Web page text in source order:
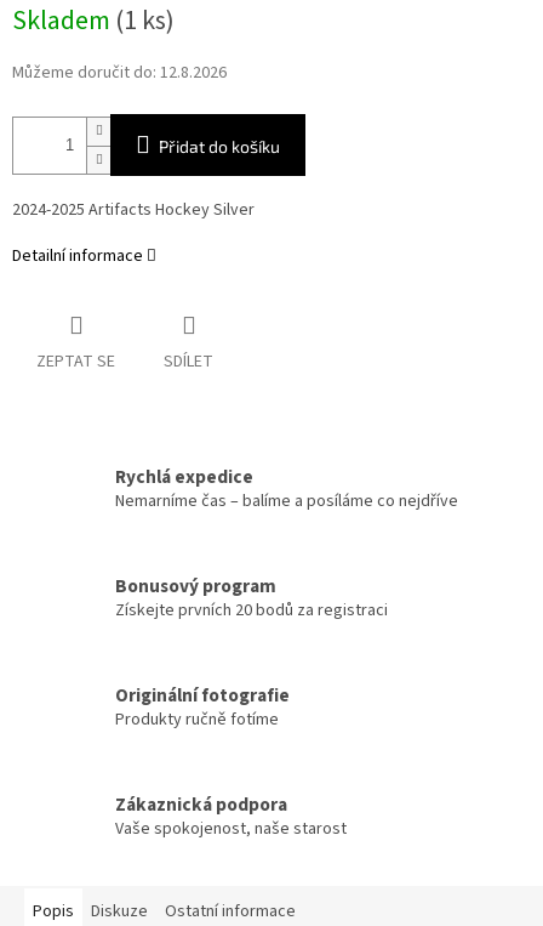
cena:
Skladem (1 ks)
Můžeme doručit do: 12.8.2026
Přidat do košíku
2024-2025 Artifacts Hockey Silver
Detailní informace
ZEPTAT SE SDÍLET
Rychlá expedice
Nemarníme čas – balíme a posíláme co nejdříve
Bonusový program
Získejte prvních 20 bodů za registraci
Originální fotografie
Produkty ručně fotíme
Zákaznická podpora
Vaše spokojenost, naše starost
Popis Diskuze Ostatní informace